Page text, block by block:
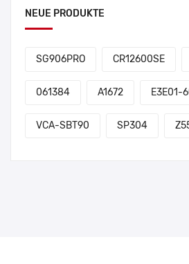
NEUE PRODUKTE
SG906PRO CR12600SE
061384 A1672 E3E01-
VCA-SBT90 SP304